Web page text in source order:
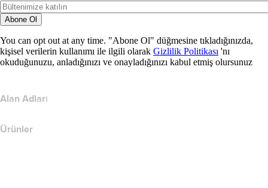
Abone Ol
You can opt out at any time. "Abone Ol" düğmesine tıkladığınızda,
kişisel verilerin kullanımı ile ilgili olarak Gizlilik Politikası 'nı
okuduğunuzu, anladığınızı ve onayladığınızı kabul etmiş olursunuz
Alan Adları
Ürünler